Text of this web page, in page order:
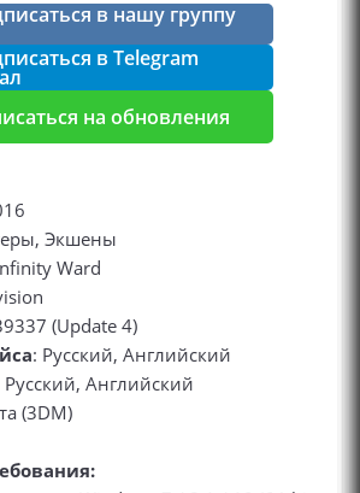
в нашу группу
в Telegram
на обновления
Экшены
Ward
(Update 4)
: Русский, Английский
Русский, Английский
(3DM)